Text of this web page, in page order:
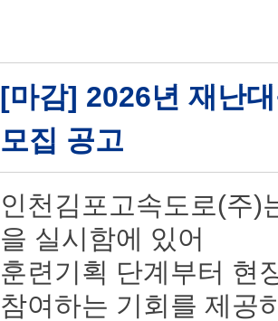
[마감] 2026년 재난
모집 공고
인천김포고속도로(주)
을 실시함에 있어
훈련기획 단계부터 현
참여하는 기회를 제공